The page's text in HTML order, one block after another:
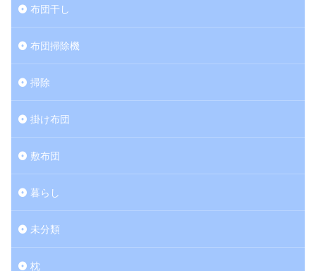
布団干し
布団掃除機
掃除
掛け布団
敷布団
暮らし
未分類
枕